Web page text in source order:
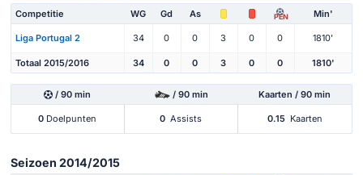
Competitie WG Gd As PEN Min'
Liga Portugal 2 34 0 0 3 0 0 1810'
Totaal 2015/2016 34 0 0 3 0 0 1810'
/ 90 min / 90 min Kaarten / 90 min
0 Doelpunten 0 Assists 0.15 Kaarten
Seizoen 2014/2015